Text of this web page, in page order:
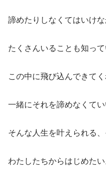
諦めたりしなくてはいけ
たくさんいることも知って
この中に飛び込んできて
一緒にそれを諦めなくて
そんな人生を叶えられる
わたしたちからはじめたい